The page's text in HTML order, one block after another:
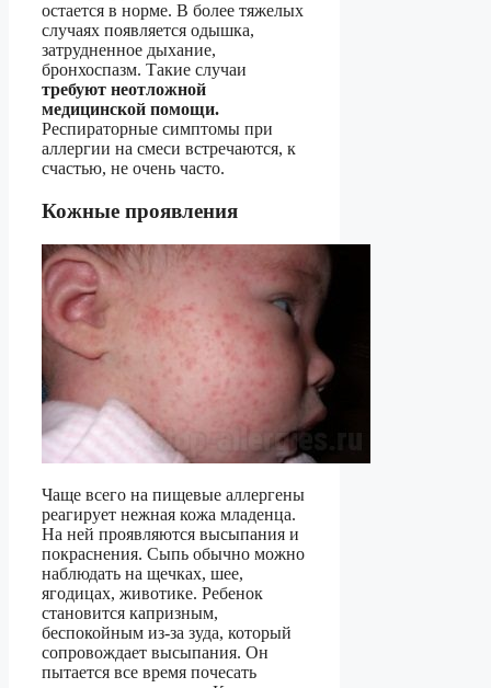
остается в норме. В более тяжелых
случаях появляется одышка,
затрудненное дыхание,
бронхоспазм. Такие случаи
требуют неотложной
медицинской помощи.
Респираторные симптомы при
аллергии на смеси встречаются, к
счастью, не очень часто.
Кожные проявления
Чаще всего на пищевые аллергены
реагирует нежная кожа младенца.
На ней проявляются высыпания и
покраснения. Сыпь обычно можно
наблюдать на щечках, шее,
ягодицах, животике. Ребенок
становится капризным,
беспокойным из-за зуда, который
сопровождает высыпания. Он
пытается все время почесать